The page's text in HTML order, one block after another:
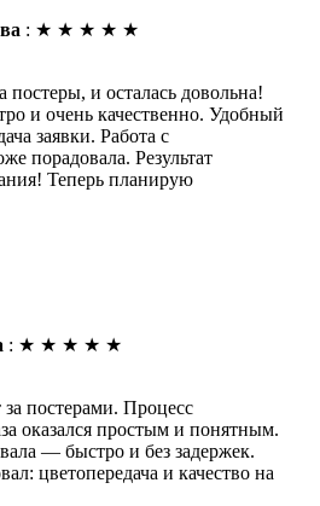
: ★ ★ ★ ★ ★
постеры, и осталась довольна!
и очень качественно. Удобный
заявки. Работа с
порадовала. Результат
Теперь планирую
: ★ ★ ★ ★ ★
постерами. Процесс
оказался простым и понятным.
— быстро и без задержек.
цветопередача и качество на